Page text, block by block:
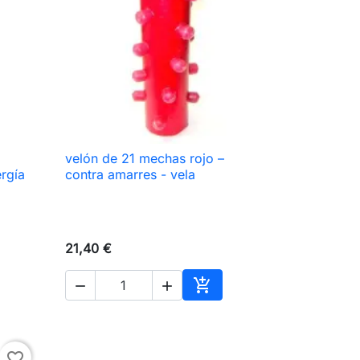
al carrito
 Vista rápida
velón de 21 mechas rojo –
contra amarres - vela
21,40 €
  
Añadir al carrito